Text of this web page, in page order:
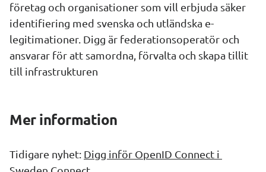
företag och organisationer som vill erbjuda säker
identifiering med svenska och utländska e-
legitimationer. Digg är federationsoperatör och
ansvarar för att samordna, förvalta och skapa tillit
till infrastrukturen
Mer information
Tidigare nyhet: Digg inför OpenID Connect i